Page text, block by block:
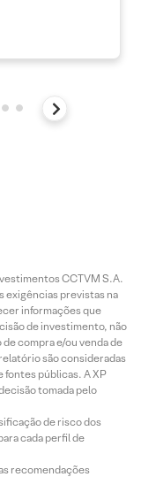
CCTVM S.A.
exigências previstas na
informações que
de investimento, não
compra e/ou venda de
são consideradas
fontes públicas. A XP
tomada pelo
de risco dos
cada perfil de
recomendações